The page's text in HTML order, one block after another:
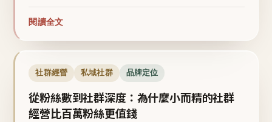
閱讀全文
社群經營 私域社群 品牌定位
從粉絲數到社群深度：為什麼小而精的社群
經營比百萬粉絲更值錢